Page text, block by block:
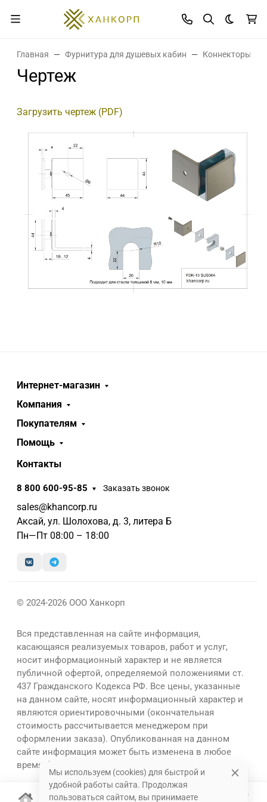
Темная
Главная Фурнитура для душевых кабин Коннекторы
Чертеж
Загрузить чертеж (PDF)
Интернет-магазин
Компания
Покупателям
Помощь
Контакты
8 800 600-95-85 Заказать звонок
sales@khancorp.ru
Аксай, ул. Шолохова, д. 3, литера Б
Пн—Пт 08:00 – 18:00
© 2024-2026 ООО Ханкорп
Вся представленная на сайте информация,
касающаяся реализуемых товаров, работ и услуг,
носит информационный характер и не является
публичной офертой, определяемой положениями ст.
437 Гражданского Кодекса РФ. Все цены, указанные
на данном сайте, носят информационный характер и
являются ориентировочными (окончательная
стоимость рассчитывается менеджером при
оформлении заказа). Опубликованная на данном
сайте информация может быть изменена в любое
время без предварительного уведомления.
Мы используем (cookies) для быстрой и
удобной работы сайта. Продолжая
пользоваться сайтом, вы принимаете